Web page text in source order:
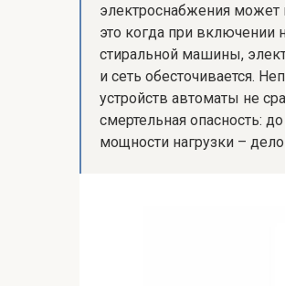
электроснабжения
это когда при включении
стиральной машины,
и сеть обесточивается.
устройств автоматы не
смертельная опасность:
мощности нагрузки –